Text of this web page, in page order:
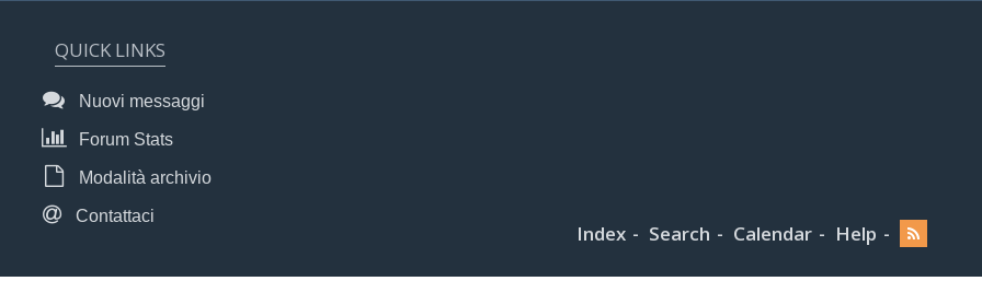
QUICK LINKS
Nuovi messaggi
Forum Stats
Modalità archivio
Contattaci
Index Search Calendar Help